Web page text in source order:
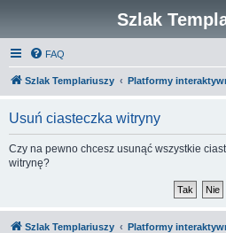
Szlak
FAQ
Szlak Templariuszy Platformy
Usuń ciasteczka witryny
Czy na pewno chcesz usunąć wszystkie
witrynę?
Szlak Templariuszy Platformy